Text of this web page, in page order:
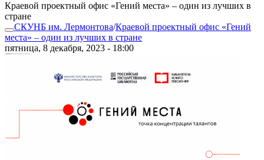
Краевой проектный офис «Гений места» – один из лучших в
стране
СКУНБ им. Лермонтова/Краевой проектный офис «Гений
места» – один из лучших в стране
пятница, 8 декабря, 2023 - 18:00